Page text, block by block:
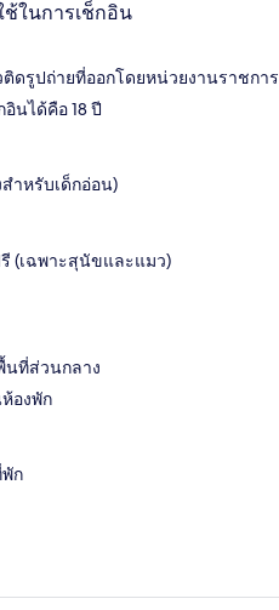
ในการเช็กอิน
ดรูปถ่ายที่ออกโดยหน่วยงานราชการ
นได้คือ 18 ปี
สำหรับเด็กอ่อน)
(เฉพาะสุนัขและแมว)
นที่ส่วนกลาง
องพัก
ก